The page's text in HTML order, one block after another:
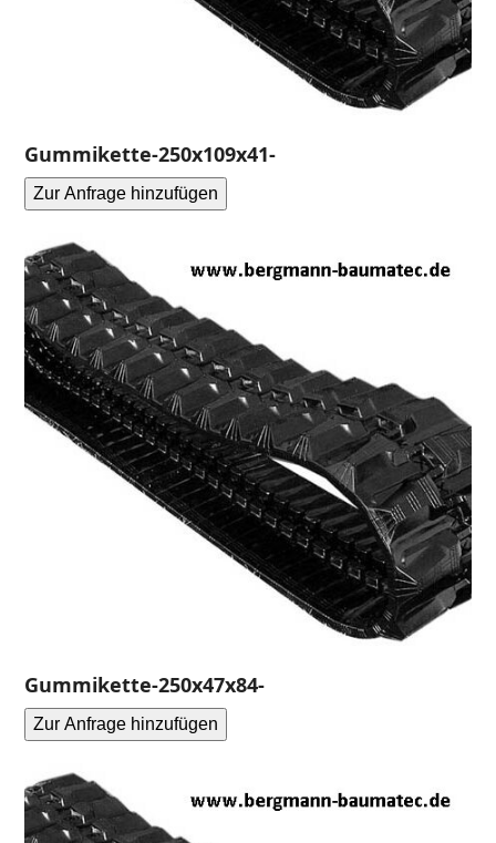
Gummikette-250x109x41-
Zur Anfrage hinzufügen
Gummikette-250x47x84-
Zur Anfrage hinzufügen